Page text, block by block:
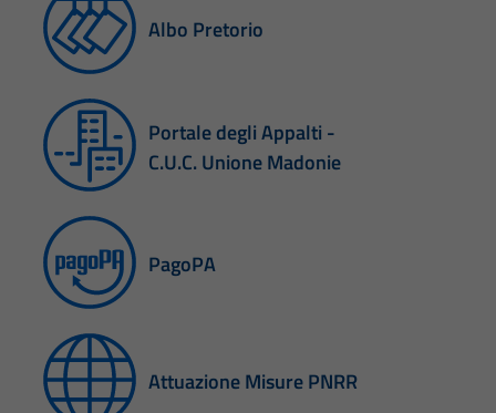
Albo Pretorio
Portale degli Appalti -
C.U.C. Unione Madonie
PagoPA
Attuazione Misure PNRR